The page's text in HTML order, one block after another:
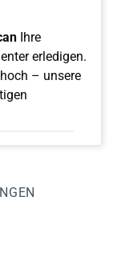
Ihre
erledigen.
– unsere